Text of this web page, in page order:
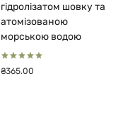
гідролізатом шовку та
атомізованою
морською водою
Оцінено в
5.00
₴365.00